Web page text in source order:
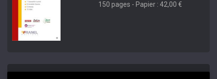
150 pages - Papier : 42,00 €